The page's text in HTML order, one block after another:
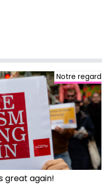
Notre regard
great again!